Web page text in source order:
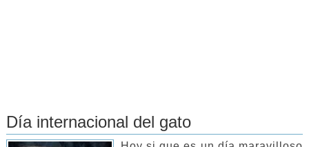
Día internacional del gato